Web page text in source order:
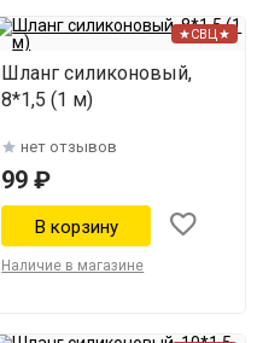
★СВЦ★
Шланг силиконовый,
8*1,5 (1 м)
нет отзывов
99 ₽
Наличие в магазине